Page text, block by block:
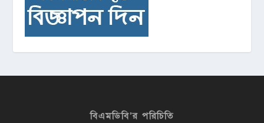
বিএমডিবি’র পরিচিতি